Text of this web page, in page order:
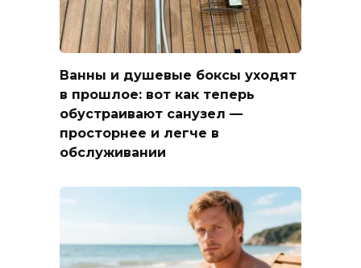
Ванны и душевые боксы уходят
в прошлое: вот как теперь
обустраивают санузел —
просторнее и легче в
обслуживании